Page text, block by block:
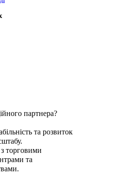
партнера?
та розвиток
торговими
та